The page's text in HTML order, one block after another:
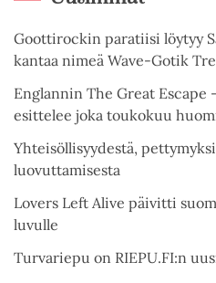
Goottirockin paratiisi löytyy
kantaa nimeä Wave-Gotik
Englannin The Great
esittelee joka toukokuu
Yhteisöllisyydestä,
luovuttamisesta
Lovers Left Alive päivitti
luvulle
Turvariepu on RIEPU.FI:n